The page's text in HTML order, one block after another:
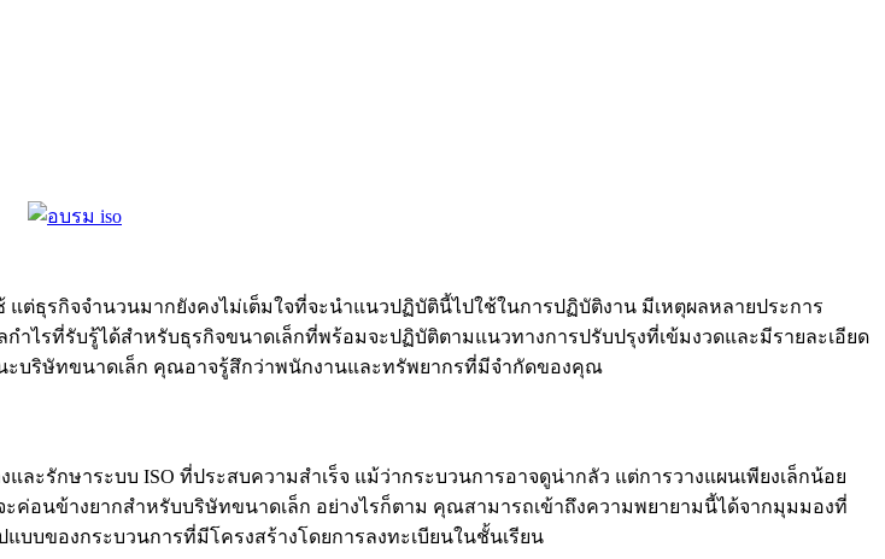
ธุรกิจจำนวนมากยังคงไม่เต็มใจที่จะนำแนวปฏิบัตินี้ไปใช้ในการปฏิบัติงาน มีเหตุผลหลายประการ
ำไรที่รับรู้ได้สำหรับธุรกิจขนาดเล็กที่พร้อมจะปฏิบัติตามแนวทางการปรับปรุงที่เข้มงวดและมีรายละเอียด
ะบริษัทขนาดเล็ก คุณอาจรู้สึกว่าพนักงานและทรัพยากรที่มีจำกัดของคุณ
รักษาระบบ ISO ที่ประสบความสำเร็จ แม้ว่ากระบวนการอาจดูน่ากลัว แต่การวางแผนเพียงเล็กน้อย
ค่อนข้างยากสำหรับบริษัทขนาดเล็ก อย่างไรก็ตาม คุณสามารถเข้าถึงความพยายามนี้ได้จากมุมมองที่
แบบของกระบวนการที่มีโครงสร้างโดยการลงทะเบียนในชั้นเรียน